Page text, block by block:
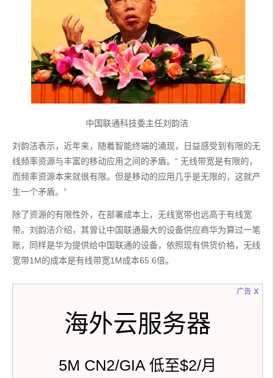
中国联通科技委主任刘韵洁
刘韵洁表示，近年来，随着智能终端的涌现，日益感受到有限的无
线频率资源与丰富的移动应用之间的矛盾。“ 无线带宽是有限的，
而频率资源本来就很有限。但是移动的应用几乎是无限的，这就产
生一个矛盾。”
除了资源的有限性外，在部署成本上，无线宽带也远高于有线宽
带。刘韵洁介绍，其曾让中国联通最大的设备供应商华为算过一笔
账，同样是华为提供给中国联通的设备，依照现有供货价格，无线
宽带1M的成本是有线带宽1M成本65.6倍。
广告
海外云服务器
5M CN2/GIA 低至$2/月
x